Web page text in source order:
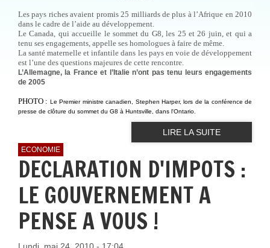
Les pays riches avaient promis 25 milliards de plus à l’Afrique en 2010
dans le cadre de l’aide au développement.
Le Canada, qui accueille le sommet du G8, les 25 et 26 juin, et qui a
tenu ses engagements, appelle ses homologues à faire de même.
La santé maternelle et infantile dans les pays en voie de développement
est l’une des questions majeures de cette rencontre.
L’Allemagne, la France et l’Italie n’ont pas tenu leurs engagements
de 2005
PHOTO : Le Premier ministre canadien, Stephen Harper, lors de la conférence de
presse de clôture du sommet du G8 à Huntsville, dans l'Ontario.
LIRE LA SUITE
ECONOMIE
DECLARATION D'IMPOTS :
LE GOUVERNEMENT A
PENSE A VOUS !